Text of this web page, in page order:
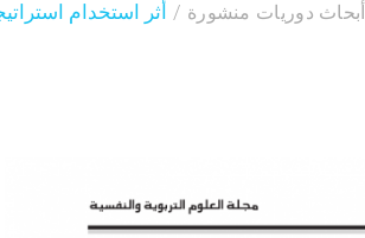
أبحاث دوريات منشورة أثر استخدام